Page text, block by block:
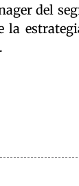
del
la